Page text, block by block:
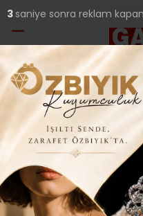
Ana Sayfa›Güncel
2 saniye sonra reklam